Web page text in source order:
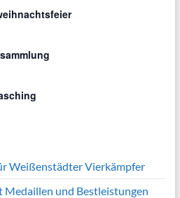
Weißenstädter Vierkämpfer
Medaillen und Bestleistungen